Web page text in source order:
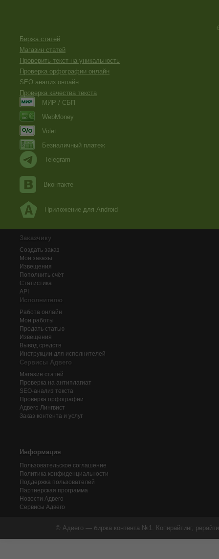
Биржа статей
Магазин статей
Проверить текст на уникальность
Проверка орфографии онлайн
SEO анализ онлайн
Проверка качества текста
МИР / СБП
WebMoney
Volet
Безналичный платеж
Telegram
Вконтакте
Приложение для Android
Заказчику
Создать заказ
Мои заказы
Извещения
Пополнить счёт
Статистика
API
Исполнителю
Работа онлайн
Мои работы
Продать статью
Извещения
Вывод средств
Инструкции для исполнителей
Сервисы Адвего
Магазин статей
Проверка на антиплагиат
SEO-анализ текста
Проверка орфографии
Адвего Лингвист
Заказ контента и услуг
Информация
Пользовательское соглашение
Политика конфиденциальности
Поддержка пользователей
Партнерская программа
Новости Адвего
Сервисы Адвего
© Адвего — биржа контента №1. Копирайтинг,